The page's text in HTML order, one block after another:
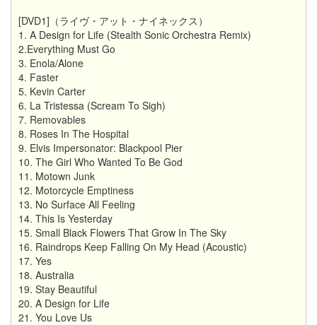
[DVD1]（ライヴ・アット・ナイネックス）
1. A Design for Life (Stealth Sonic Orchestra Remix)
2.Everything Must Go
3. Enola/Alone
4. Faster
5. Kevin Carter
6. La Tristessa (Scream To Sigh)
7. Removables
8. Roses In The Hospital
9. Elvis Impersonator: Blackpool Pier
10. The Girl Who Wanted To Be God
11. Motown Junk
12. Motorcycle Emptiness
13. No Surface All Feeling
14. This Is Yesterday
15. Small Black Flowers That Grow In The Sky
16. Raindrops Keep Falling On My Head (Acoustic)
17. Yes
18. Australia
19. Stay Beautiful
20. A Design for Life
21. You Love Us